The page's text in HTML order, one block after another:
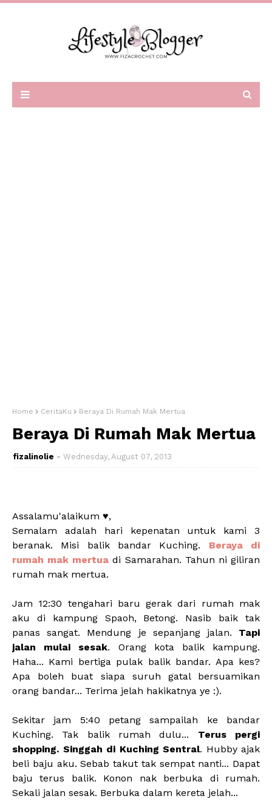
Home CeritaKu Beraya Di Rumah Mak Mertua
Beraya Di Rumah Mak Mertua
fizalinolie Wednesday, August 07, 2013
Assalamu'alaikum ♥,
Semalam adalah hari kepenatan untuk kami 3
beranak. Misi balik bandar Kuching. Beraya di
rumah mak mertua di Samarahan. Tahun ni giliran
rumah mak mertua.
Jam 12:30 tengahari baru gerak dari rumah mak
aku di kampung Spaoh, Betong. Nasib baik tak
panas sangat. Mendung je sepanjang jalan. Tapi
jalan mulai sesak. Orang kota balik kampung.
Haha... Kami bertiga pulak balik bandar. Apa kes?
Apa boleh buat siapa suruh gatal bersuamikan
orang bandar... Terima jelah hakikatnya ye :).
Sekitar jam 5:40 petang sampailah ke bandar
Kuching. Tak balik rumah dulu... Terus pergi
shopping. Singgah di Kuching Sentral. Hubby ajak
beli baju aku. Sebab takut tak sempat nanti... Dapat
baju terus balik. Konon nak berbuka di rumah.
Sekali jalan sesak. Berbuka dalam kereta jelah...